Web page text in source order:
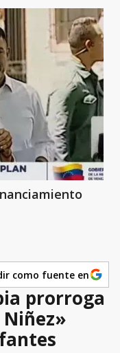
como fuente en
prorroga